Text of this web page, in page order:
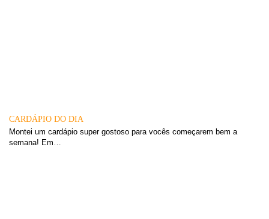
CARDÁPIO DO DIA
Montei um cardápio super gostoso para vocês começarem bem a
semana! Em…